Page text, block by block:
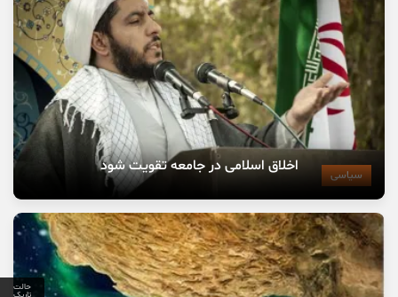
حالت
سیاسی اخلاق اسلامی در جامعه تقویت شود